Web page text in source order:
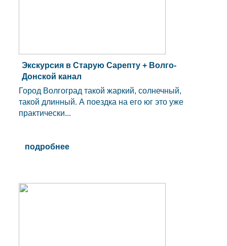
Экскурсия в Старую Сарепту + Волго-
Донской канал
Город Волгоград такой жаркий, солнечный,
такой длинный. А поездка на его юг это уже
практически...
подробнее